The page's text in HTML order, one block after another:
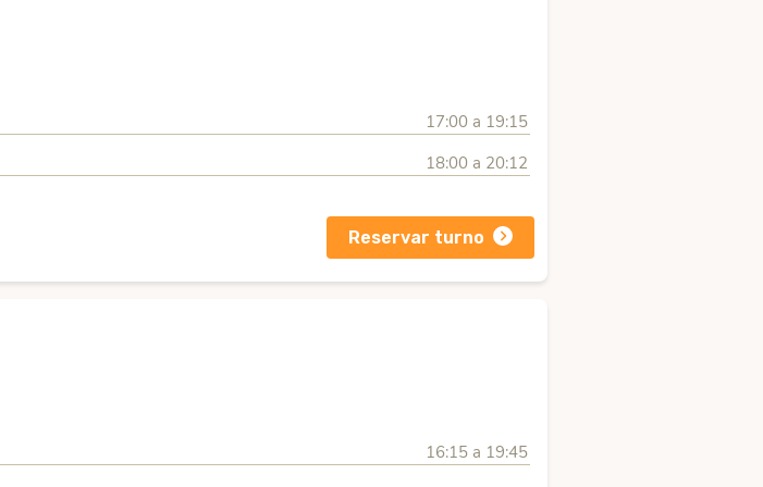
17:00 a 19:15
18:00 a 20:12
Reservar turno
16:15 a 19:45